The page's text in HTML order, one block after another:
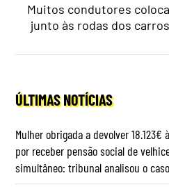
Muitos condutores
junto às rodas dos
ÚLTIMAS NOTÍCIAS
Mulher obrigada a devolver 18.123€
por receber pensão social de
simultâneo: tribunal analisou o caso